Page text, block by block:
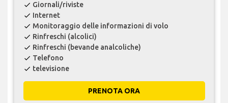
check Giornali/riviste
check Internet
check Monitoraggio delle informazioni di volo
check Rinfreschi (alcolici)
check Rinfreschi (bevande analcoliche)
check Telefono
check televisione
PRENOTA ORA